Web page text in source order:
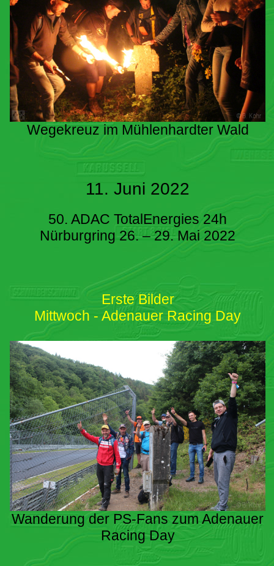
Wegekreuz im Mühlenhardter Wald
11. Juni 2022
50. ADAC TotalEnergies 24h
Nürburgring 26. – 29. Mai 2022
Erste Bilder
Mittwoch - Adenauer Racing Day
Wanderung der PS-Fans zum Adenauer
Racing Day